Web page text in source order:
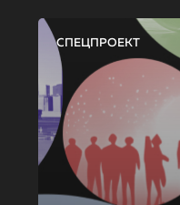
СПЕЦПРОЕКТ